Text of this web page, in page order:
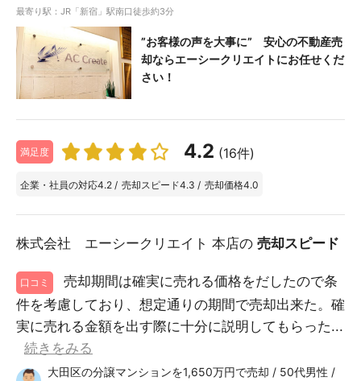
最寄り駅：JR「新宿」駅南口徒歩約3分
”お客様の声を大事に” 安心の不動産売
却ならエーシークリエイトにお任せくだ
さい！
満足度 4.2 (16件)
企業・社員の対応4.2 / 売却スピード4.3 / 売却価格4.0
株式会社 エーシークリエイト 本店の 売却スピード
口コミ
売却期間は確実に売れる価格をだしたので条
件を考慮しており、想定通りの期間で売却出来た。確
実に売れる金額を出す際に十分に説明してもらった...
続きをみる
大田区の分譲マンションを1,650万円で売却 / 50代男性 /